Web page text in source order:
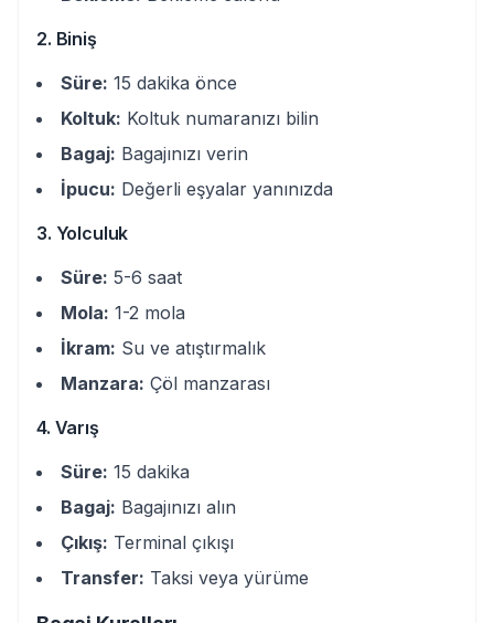
2. Biniş
Süre: 15 dakika önce
Koltuk: Koltuk numaranızı bilin
Bagaj: Bagajınızı verin
İpucu: Değerli eşyalar yanınızda
3. Yolculuk
Süre: 5-6 saat
Mola: 1-2 mola
İkram: Su ve atıştırmalık
Manzara: Çöl manzarası
4. Varış
Süre: 15 dakika
Bagaj: Bagajınızı alın
Çıkış: Terminal çıkışı
Transfer: Taksi veya yürüme